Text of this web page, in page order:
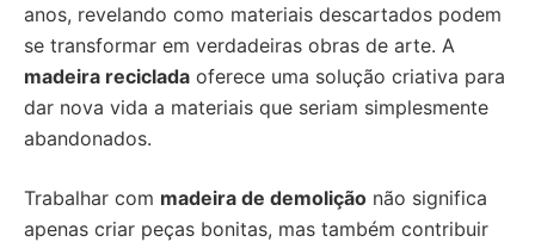
anos, revelando como materiais descartados podem
se transformar em verdadeiras obras de arte. A
madeira reciclada oferece uma solução criativa para
dar nova vida a materiais que seriam simplesmente
abandonados.
Trabalhar com madeira de demolição não significa
apenas criar peças bonitas, mas também contribuir